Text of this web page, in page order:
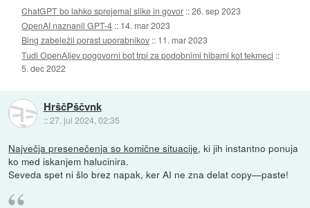
ChatGPT bo lahko sprejemal slike in govor ::26. sep 2023
OpenAI naznanil GPT-4 :: 14. mar 2023
Bing zabeležil porast uporabnikov :: 11. mar 2023
Tudi OpenAIjev pogovorni bot trpi za podobnimi hibami kot tekmeci ::
5. dec 2022
HrščPščvnk
::27. jul 2024, 02:35
Največja presenečenja so komične situacije, ki jih instantno ponuja
ko med iskanjem halucinira.
Seveda spet ni šlo brez napak, ker AI ne zna delat copy—paste!